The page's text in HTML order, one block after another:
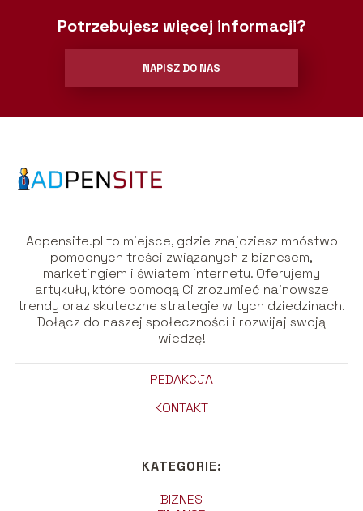
Potrzebujesz więcej informacji?
NAPISZ DO NAS
Adpensite.pl to miejsce, gdzie znajdziesz mnóstwo
pomocnych treści związanych z biznesem,
marketingiem i światem internetu. Oferujemy
artykuły, które pomogą Ci zrozumieć najnowsze
trendy oraz skuteczne strategie w tych dziedzinach.
Dołącz do naszej społeczności i rozwijaj swoją
wiedzę!
REDAKCJA
KONTAKT
KATEGORIE:
BIZNES